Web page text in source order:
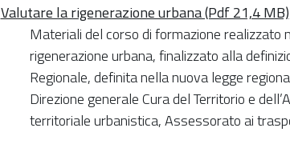
Valutare la rigenerazione urbana (Pdf 21,4 MB)
Materiali del corso di formazione
rigenerazione urbana, finalizzato alla
Regionale, definita nella nuova legge
Direzione generale Cura del Territorio e
territoriale urbanistica, Assessorato ai